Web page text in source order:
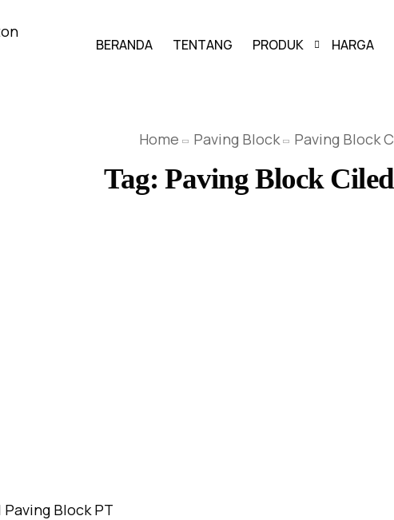
BERANDA TENTANG PRODUK
PAVING BLOCK
GRASS BLOCK
HARGA
Home Paving Block Paving Block
Tag:Paving Block
Block PT